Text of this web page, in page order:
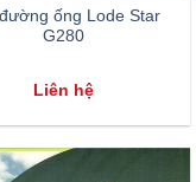
ống Lode Star
G280
Liên hệ